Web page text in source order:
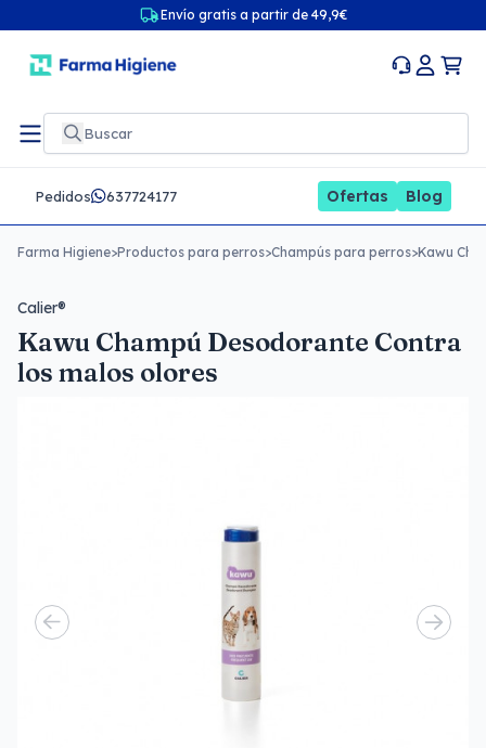
Envío gratis a partir de 49,9€
Pedidos 637724177 Ofertas Blog
Farma Higiene>Productos para perros>Champús para perros>Kawu
Calier®
Kawu Champú Desodorante Contra
los malos olores